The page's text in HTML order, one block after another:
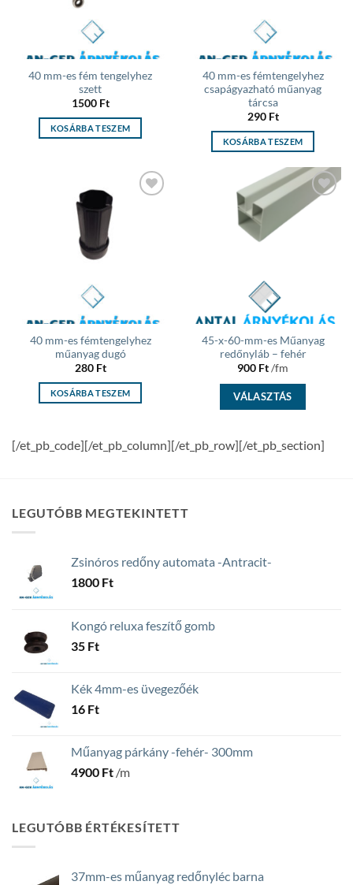
40 mm-es fém tengelyhez
szett
1500 Ft
KOSÁRBA TESZEM
40 mm-es fémtengelyhez
csapágyazható műanyag
tárcsa
290 Ft
KOSÁRBA TESZEM
40 mm-es fémtengelyhez
műanyag dugó
280 Ft
KOSÁRBA TESZEM
Add to
45-x-60-mm-es Műanyag
redőnyláb – fehér
900 Ft/fm
VÁLASZTÁS
[/et_pb_code][/et_pb_column][/et_pb_row][/et_pb_section]
LEGUTÓBB MEGTEKINTETT
Zsinóros redőny automata -Antracit-
1800 Ft
Kongó reluxa feszítő gomb
35 Ft
Kék 4mm-es üvegezőék
16 Ft
Műanyag párkány -fehér- 300mm
4900 Ft /m
LEGUTÓBB ÉRTÉKESÍTETT
37mm-es műanyag redőnyléc barna